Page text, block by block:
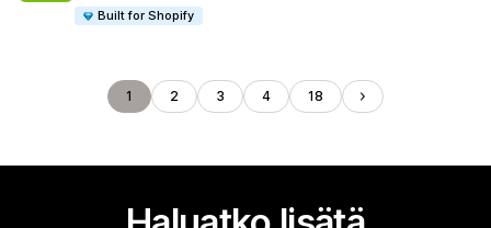
Built for Shopify
1 2 3 4 18